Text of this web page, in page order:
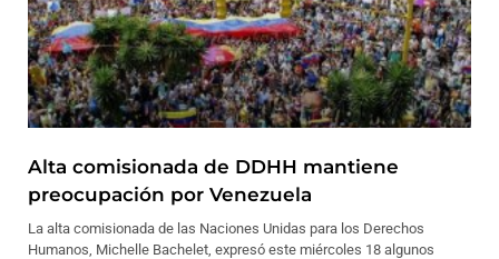
Alta comisionada de DDHH mantiene
preocupación por Venezuela
La alta comisionada de las Naciones Unidas para los Derechos
Humanos, Michelle Bachelet, expresó este miércoles 18 algunos